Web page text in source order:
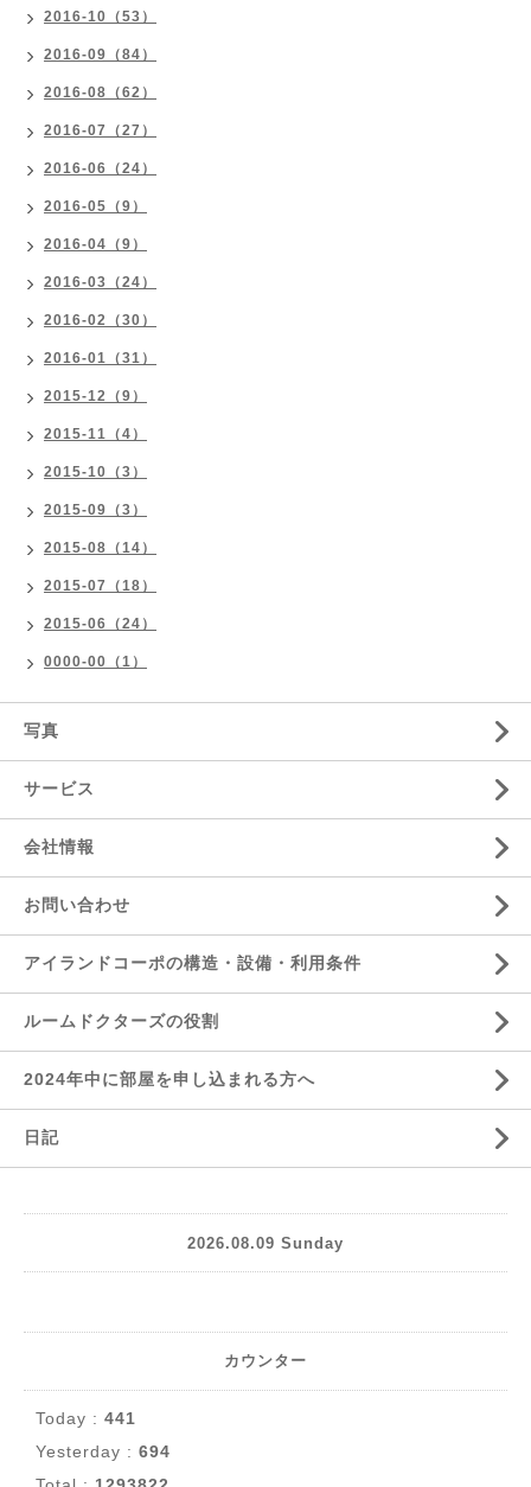
2016-10（53）
2016-09（84）
2016-08（62）
2016-07（27）
2016-06（24）
2016-05（9）
2016-04（9）
2016-03（24）
2016-02（30）
2016-01（31）
2015-12（9）
2015-11（4）
2015-10（3）
2015-09（3）
2015-08（14）
2015-07（18）
2015-06（24）
0000-00（1）
写真
サービス
会社情報
お問い合わせ
アイランドコーポの構造・設備・利用条件
ルームドクターズの役割
2024年中に部屋を申し込まれる方へ
日記
2026.08.09 Sunday
カウンター
Today : 441
Yesterday : 694